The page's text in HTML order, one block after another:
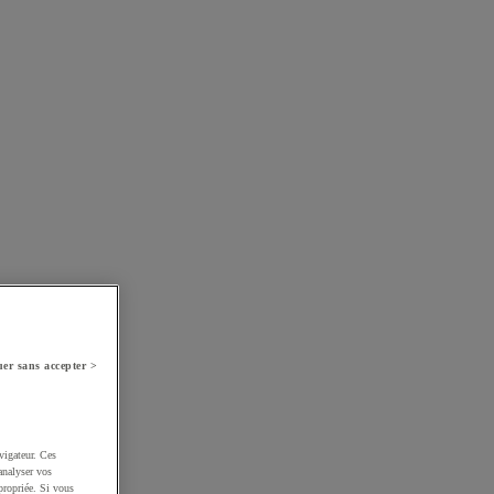
sans accepter >
Ces
vos
Si vous